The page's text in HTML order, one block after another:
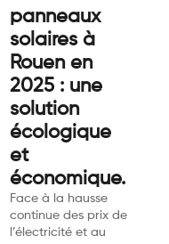
panneaux
solaires à
Rouen en
2025 : une
solution
écologique
et
économique.
Face à la hausse
continue des prix de
l’électricité et au